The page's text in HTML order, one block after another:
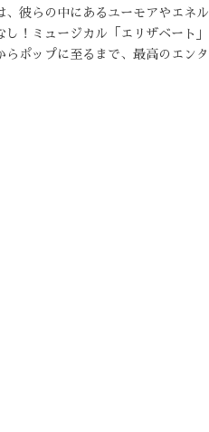
彼らの中にあるユーモアやエネル
！ミュージカル「エリザベート」
ポップに至るまで、最高のエンタ